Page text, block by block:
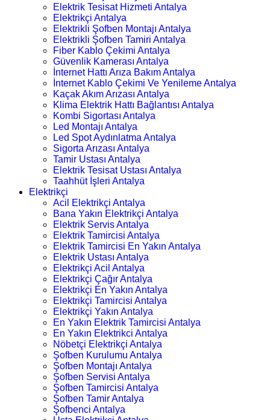
Elektrik Tesisat Hizmeti Antalya
Elektrikçi Antalya
Elektrikli Şofben Montajı Antalya
Elektrikli Şofben Tamiri Antalya
Fiber Kablo Çekimi Antalya
Güvenlik Kamerası Antalya
İnternet Hattı Arıza Bakım Antalya
İnternet Kablo Çekimi Ve Yenileme Antalya
Kaçak Akım Arızası Antalya
Klima Elektrik Hattı Bağlantısı Antalya
Kombi Sigortası Antalya
Led Montajı Antalya
Led Spot Aydınlatma Antalya
Sigorta Arızası Antalya
Tamir Ustası Antalya
Elektrik Tesisat Ustası Antalya
Taahhüt İşleri Antalya
Elektrikçi
Acil Elektrikçi Antalya
Bana Yakın Elektrikçi Antalya
Elektrik Servis Antalya
Elektrik Tamircisi Antalya
Elektrik Tamircisi En Yakın Antalya
Elektrik Ustası Antalya
Elektrikçi Acil Antalya
Elektrikçi Çağır Antalya
Elektrikçi En Yakın Antalya
Elektrikçi Tamircisi Antalya
Elektrikçi Yakın Antalya
En Yakın Elektrik Tamircisi Antalya
En Yakın Elektrikci Antalya
Nöbetçi Elektrikçi Antalya
Şofben Kurulumu Antalya
Şofben Montajı Antalya
Şofben Servisi Antalya
Şofben Tamircisi Antalya
Şofben Tamir Antalya
Şofbenci Antalya